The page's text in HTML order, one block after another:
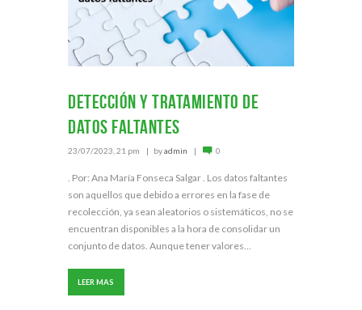
Detección y tratamiento de
datos faltantes
23/07/2023, 21 pm byadmin 0
. Por: Ana María Fonseca Salgar . Los datos faltantes
son aquellos que debido a errores en la fase de
recolección, ya sean aleatorios o sistemáticos, no se
encuentran disponibles a la hora de consolidar un
conjunto de datos. Aunque tener valores...
LEER MAS